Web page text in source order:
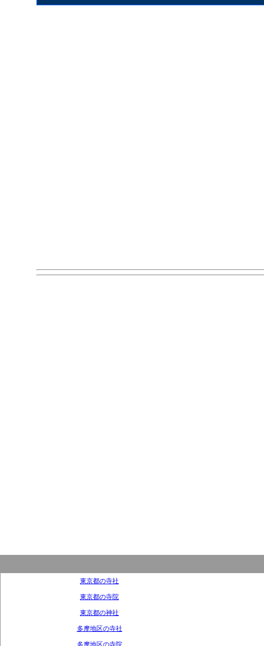
東京都の寺社
東京都の寺院
東京都の神社
多摩地区の寺社
多摩地区の寺院